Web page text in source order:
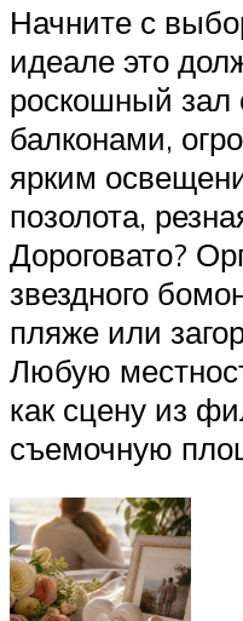
Начните с
идеале это
роскошный зал
балконами,
ярким
позолота,
Дороговато?
звездного
пляже или
Любую
как сцену из
съемочную